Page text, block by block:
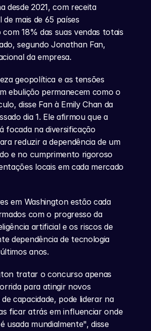
desde 2021, com receita
mais de 65 países
18% das suas vendas totais
segundo Jonathan Fan,
da empresa.
geopolítica e as tensões
ebulição permanecem como o
disse Fan à Emily Chan da
dia 1. Ele afirmou que a
focada na diversificação
reduzir a dependência de um
e no cumprimento rigoroso
locais em cada mercado
em Washington estão cada
com o progresso da
artificial e os riscos de
dependência de tecnologia
anos.
tratar o concurso apenas
para atingir novos
capacidade, pode liderar na
ficar atrás em influenciar onde
usada mundialmente", disse